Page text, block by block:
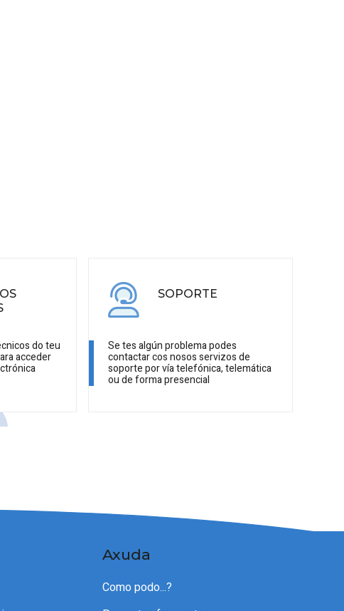
do teu
acceder
SOPORTE
Se tes algún problema podes
contactar cos nosos servizos de
soporte por vía telefónica, telemática
ou de forma presencial
Axuda
Como podo...?